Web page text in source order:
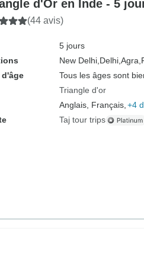
d'Or en Inde - 5
(44 avis)
5 jours
New Delhi, Delhi, Agra,
d'âge
Tous les âges sont
Triangle d'or
Anglais, Français, +4
Taj tour trips